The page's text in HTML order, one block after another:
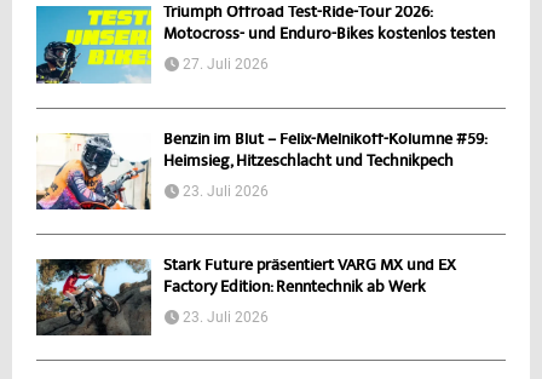
Triumph Offroad Test-Ride-Tour 2026:
Motocross- und Enduro-Bikes kostenlos testen
27. Juli 2026
Benzin im Blut – Felix-Melnikoff-Kolumne #59:
Heimsieg, Hitzeschlacht und Technikpech
23. Juli 2026
Stark Future präsentiert VARG MX und EX
Factory Edition: Renntechnik ab Werk
23. Juli 2026